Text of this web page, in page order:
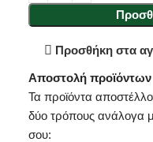
Προσθήκη στα
Αποστολή προϊόντων
Τα προϊόντα
δύο τρόπους ανάλογα
σου: